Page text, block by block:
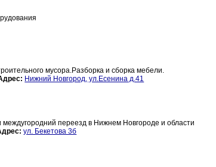
мусора.Разборка и сборка мебели.
Нижний Новгород, ул.Есенина д.41
переезд в Нижнем Новгороде и области
ул. Бекетова 3б